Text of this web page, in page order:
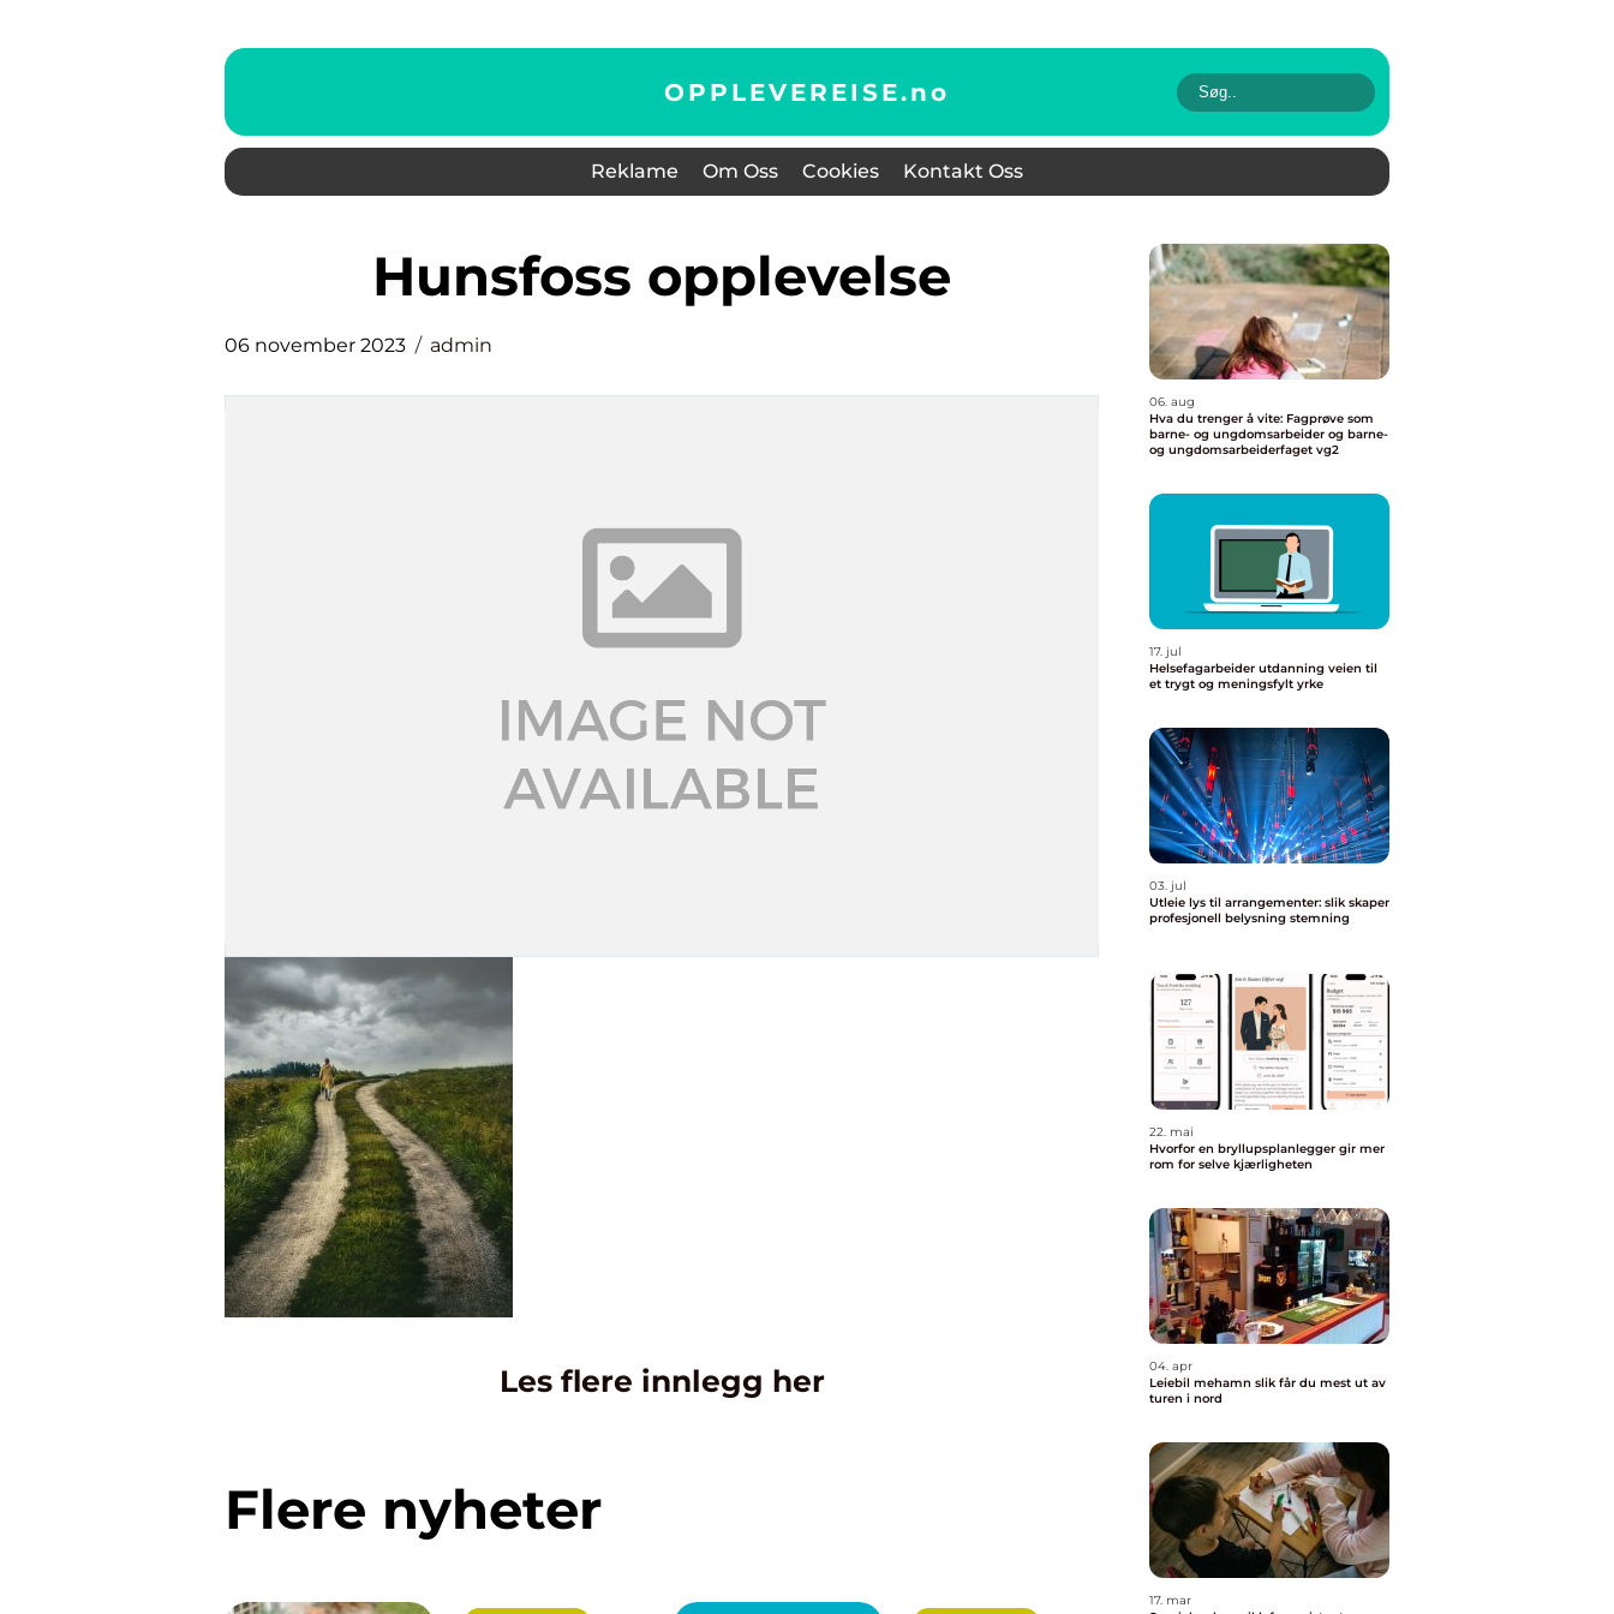
OPPLEVEREISE.no
Reklame Om Oss Cookies Kontakt Oss
hunsfoss opplevelse
06 november 2023 admin
Les flere innlegg her
Flere nyheter
06. aug
Hva du trenger å vite: Fagprøve som
barne- og ungdomsarbeider og barne-
og ungdomsarbeiderfaget vg2
17. jul
Helsefagarbeider utdanning veien til
et trygt og meningsfylt yrke
03. jul
Utleie lys til arrangementer: slik skaper
profesjonell belysning stemning
22. mai
Hvorfor en bryllupsplanlegger gir mer
rom for selve kjærligheten
04. apr
Leiebil mehamn slik får du mest ut av
turen i nord
17. mar